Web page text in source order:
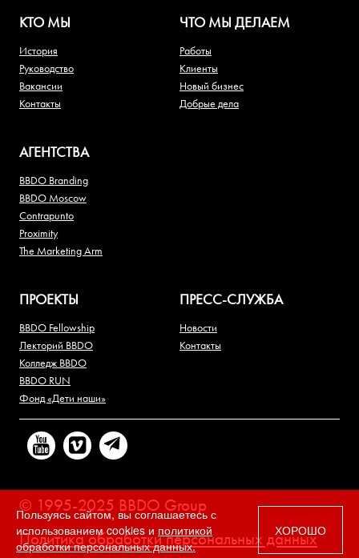
КТО МЫ
История
Руководство
Вакансии
Контакты
ЧТО МЫ ДЕЛАЕМ
Работы
Клиенты
Новый бизнес
Добрые дела
АГЕНТСТВА
BBDO Branding
BBDO Moscow
Contrapunto
Proximity
The Marketing Arm
ПРОЕКТЫ
BBDO Fellowship
Лекторий BBDO
Колледж BBDO
BBDO RUN
Фонд «Дети наши»
ПРЕСС-СЛУЖБА
Новости
Контакты
© 1995-2025 BBDO Group
Политика обработки персональных данных
Пользуясь сайтом, вы соглашаетесь с
использованием cookies и политикой
обработки персональных данных.
ХОРОШО